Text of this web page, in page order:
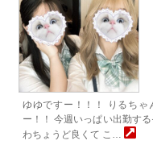
ゆゆですー！！！ りるちゃ
ー！！ 今週いっぱい出勤す
わちょうど良くて こ…